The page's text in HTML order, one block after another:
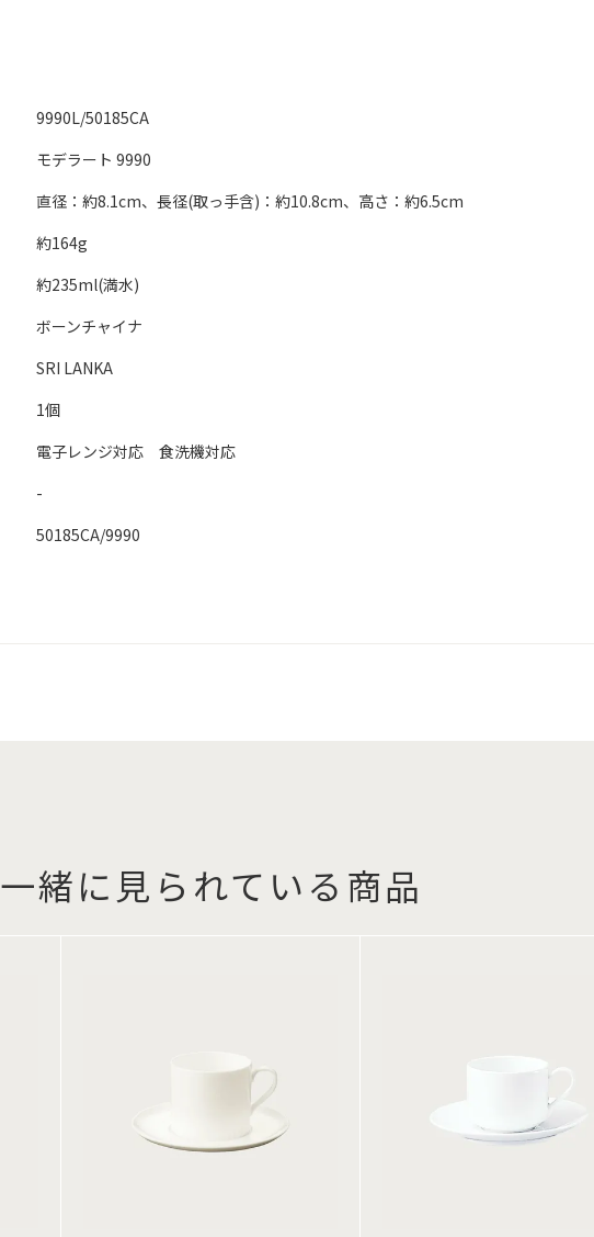
9990L/50185CA
モデラート 9990
直径：約8.1cm、長径(取っ手含)：約10.8cm、高さ：約6.5cm
約164g
約235ml(満水)
ボーンチャイナ
SRI LANKA
1個
電子レンジ対応 食洗機対応
-
50185CA/9990
一緒に見られている商品